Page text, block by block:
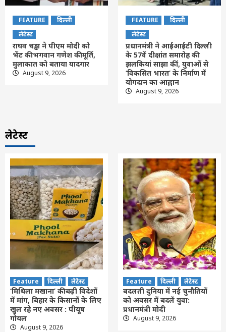
FEATURE
दिल्ली
लेटेस्ट
राघव चड्ढा ने पीएम मोदी को
भेंट की भगवान गणेश की मूर्ति,
मुलाकात को बताया यादगार
August 9, 2026
FEATURE
दिल्ली
लेटेस्ट
प्रधानमंत्री ने आईआईटी दिल्ली
के 57वें दीक्षांत समारोह की
झलकियां साझा कीं, युवाओं से
‘विकसित भारत’ के निर्माण में
योगदान का आह्वान
August 9, 2026
लेटेस्ट
Feature दिल्ली लेटेस्ट
‘मिथिला मखाना’ की बढ़ी विदेशों
में मांग, बिहार के किसानों के लिए
खुल रहे नए अवसर : पीयूष
गोयल
August 9, 2026
Feature दिल्ली लेटेस्ट
बदलती दुनिया में नई चुनौतियों
को अवसर में बदलें युवा:
प्रधानमंत्री मोदी
August 9, 2026